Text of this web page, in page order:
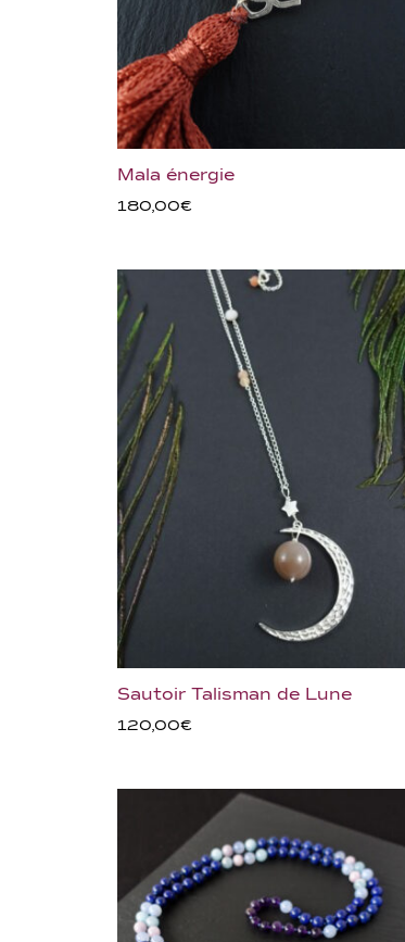
Mala énergie
180,00€
Sautoir Talisman de Lune
120,00€